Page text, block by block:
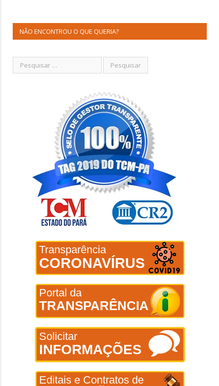
NÃO ENCONTROU O QUE QUERIA?
Transparência
CORONAVÍRUS
Portal da
TRANSPARÊNCIA
Solicitar
INFORMAÇÕES
Editais e Contratos de